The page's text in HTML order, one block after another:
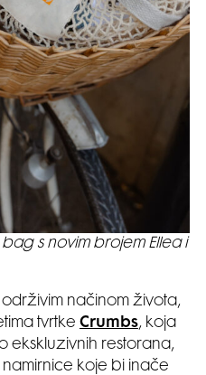
s novim brojem Ellea i
načinom života,
tvrtke Crumbs, koja
ekskluzivnih restorana,
koje bi inače